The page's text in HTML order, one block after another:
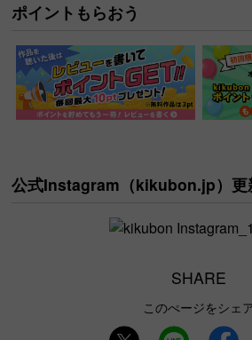
ポイントもらおう
公式Instagram（kikubon.jp）更
SHARE
このぺージをシェ